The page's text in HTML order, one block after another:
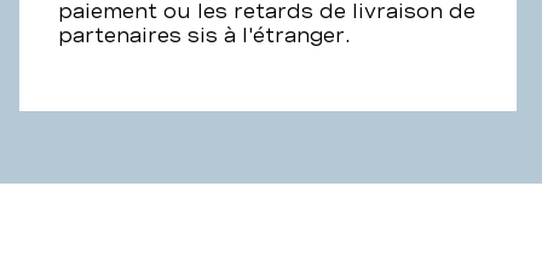
paiement ou les retards de livraison de
partenaires sis à l'étranger.